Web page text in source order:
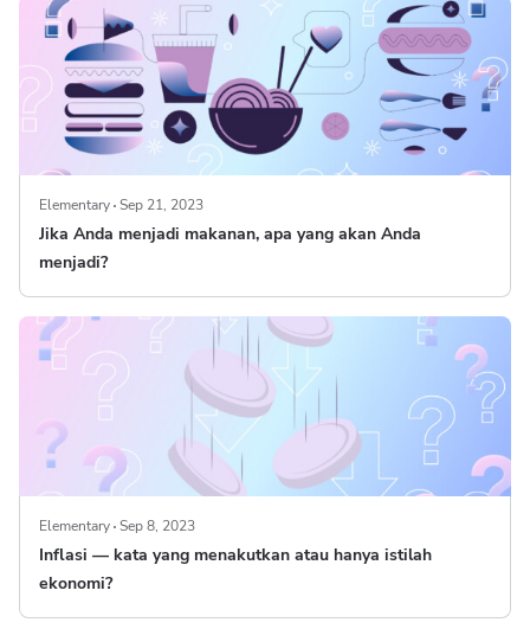
Elementary Sep 21, 2023
Jika Anda menjadi makanan, apa yang akan Anda
menjadi?
Elementary Sep 8, 2023
Inflasi — kata yang menakutkan atau hanya istilah
ekonomi?